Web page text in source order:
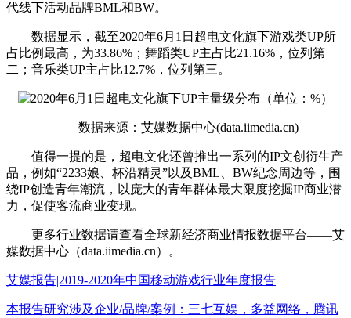
代线下活动品牌BML和BW。
数据显示，截至2020年6月1日超电文化旗下游戏类UP所
占比例最高，为33.86%；舞蹈类UP主占比21.16%，位列第
二；音乐类UP主占比12.7%，位列第三。
数据来源：艾媒数据中心(data.iimedia.cn)
值得一提的是，超电文化还曾推出一系列的IP文创衍生产
品，例如“2233娘、杯沿精灵”以及BML、BW纪念周边等，围
绕IP创造青年潮流，以庞大的青年群体最大限度挖掘IP商业潜
力，促使客流商业变现。
更多行业数据请查看全球新经济商业情报数据平台——艾
媒数据中心（data.iimedia.cn）。
艾媒报告|2019-2020年中国移动游戏行业年度报告
本报告研究涉及企业/品牌/案例：三七互娱，多益网络，腾讯